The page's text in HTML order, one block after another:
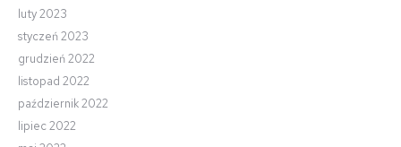
luty 2023
styczeń 2023
grudzień 2022
listopad 2022
październik 2022
lipiec 2022